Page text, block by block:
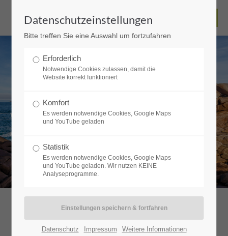
Wohnmobiltouren
Aktiv-Urlaub mit Hund
Datenschutzeinstellungen
Bitte treffen Sie eine Auswahl um fortzufahren
Erforderlich
Notwendige Cookies zulassen, damit die
Website korrekt funktioniert
Komfort
Es werden notwendige Cookies, Google Maps
und YouTube geladen
Statistik
Es werden notwendige Cookies, Google Maps
und YouTube geladen. Wir nutzen KEINE
Analyseprogramme.
Datenschutz Impressum Weitere Informationen